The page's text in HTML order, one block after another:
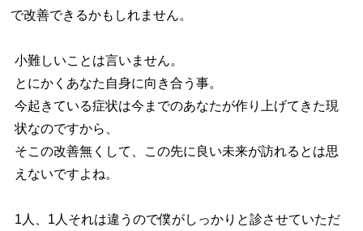
で改善できるかもしれません。
小難しいことは言いません。
とにかくあなた自身に向き合う事。
今起きている症状は今までのあなたが作り上げてきた現
状なのですから、
そこの改善無くして、この先に良い未来が訪れるとは思
えないですよね。
1人、1人それは違うので僕がしっかりと診させていただ